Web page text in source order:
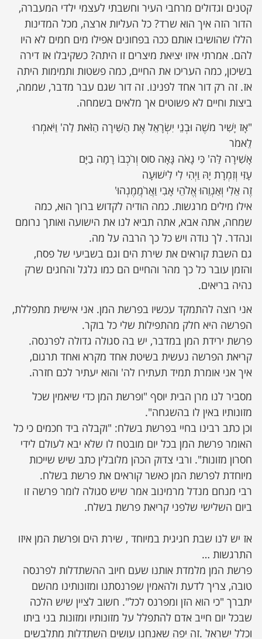
קטנים וגדולים מרחבי העיר וחשבתי לעצמי ילדי המעברה,
הדור הזה איך הוא שרד? כל העליות ארצה, מכל המדינות
הללו שהושיבו אותם ככה בפחונים אפילו מים חמים לא היו
להם. אמרתי איזו יציאת מיצרים זו היתה? כשקיבלו אז דירה
בשיכון, כמה העריכו את החיים, כמה פשטות ותמימות היתה
אז. זה רק דור אחד לפנינו. זה דור שגם עבר מדבר, שממה,
ביצות וחיים לא פשוטים אך מלאים בשמחה.
"אָז יָשִׁיר משֶׁה וּבְנֵי יִשְׂרָאֵל אֶת הַשִּׁירָה הַזֹּאת לַה' וַיֹּאמְרוּ
לֵאמֹר
אָשִׁירָה לַּה' כִּי גָאֹה גָּאָה סוּס וְרֹכְבוֹ רָמָה בַיָּם
עָזִּי וְזִמְרָת יָהּ וַיְהִי לִי לִישׁוּעָה
זֶה אֵלִי וְאַנְוֵהוּ אֱלֹהֵי אָבִי וַאֲרֹמֲמֶנְהוּ'
אילו מילים מרגשות. כמה הודיה לקדוש ברוך הוא, כמה
שמחה, אתה אבא, אתה תביא לנו את הישועה ואותך נרומם
ונהדר. לך נודה ויש כל כך הרבה על מה.
גם השבת קוראים את שירת הים וגם בשביעי של פסח,
והזמן עובר כל כך מהר והחיים הם כמו גלגל והחגים שרק
נהיה בריאים.
אני רוצה להתמקד עכשיו בפרשת המן. אני אישית מתפללת,
הפרשה היא חלק מהתפילות שלי כל בוקר.
פרשת ירידת המן במדבר, יש בה סגולה גדולה לפרנסה.
קריאת הפרשה נעשית בשיטת אחד מקרא ואחד תרגום,
איך אני אומרת תמיד תעתירו לה' והוא יעתיר לכם חזרה.
מסביר לנו מרן הבית יוסף "ופרשת המן כדי שיאמין שכל
מזונותיו באין לו בהשגחה".
וכן כתב רבינו בחיי בפרשת בשלח: "וקבלה ביד חכמים כי כל
האומר פרשת המן בכל יום מובטח לו שלא יבא לעולם לידי
חסרון מזונות". ורבי צדוק הכהן מלובלין כתב שיש שייכות
מיוחדת לפרשת המן כאשר קוראים את פרשת בשלח.
רבי מנחם מנדל מרמינוב אמר שיש סגולה לומר פרשה זו
ביום השלישי שלפני קריאת פרשת בשלח.
אז יש לנו שבת חגיגית במיוחד , שירת הים ופרשת המן איזו
התרגשות …
פרשת המן מלמדת אותנו שעם חיוב ההשתדלות לפרנסה
טובה, צריך לדעת ולהאמין שפרנסתנו ומזונותינו מהשם
יתברך "כי הוא הזן ומפרנס לכל". חשוב לציין שיש הלכה
שבכל יום חייב אדם להתפלל על מזונותיו ומזונות בני ביתו
וכלל ישראל .זה יפה שאנחנו עושים השתדלות מתלבשים